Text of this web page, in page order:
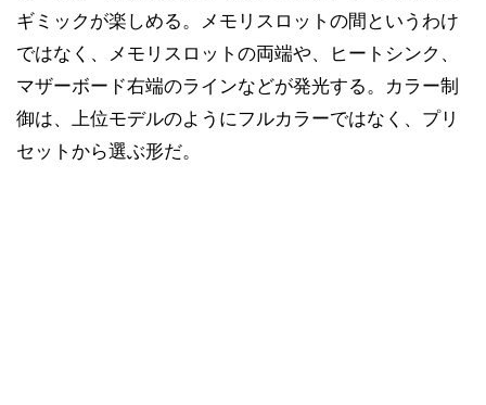
ギミックが楽しめる。メモリスロットの間というわけ
ではなく、メモリスロットの両端や、ヒートシンク、
マザーボード右端のラインなどが発光する。カラー制
御は、上位モデルのようにフルカラーではなく、プリ
セットから選ぶ形だ。